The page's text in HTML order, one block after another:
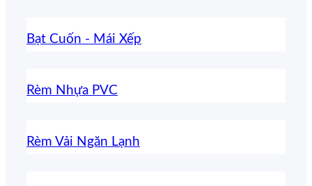
Bạt Cuốn - Mái Xếp
Rèm Nhựa PVC
Rèm Vải Ngăn Lạnh